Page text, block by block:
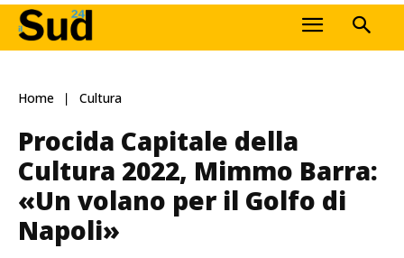
Home Cultura
Procida Capitale della
Cultura 2022, Mimmo Barra:
«Un volano per il Golfo di
Napoli»